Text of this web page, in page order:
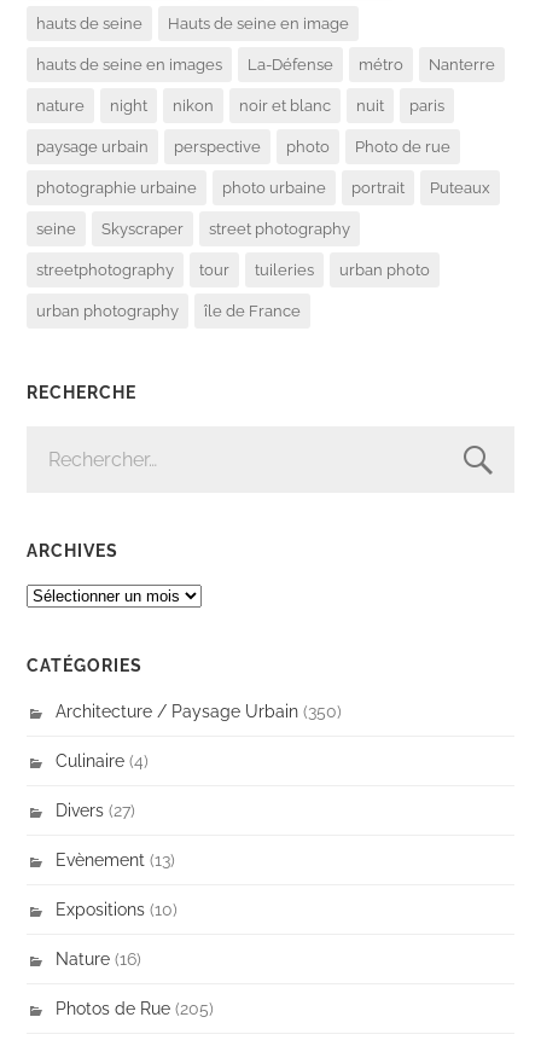
hauts de seine Hauts de seine en image
hauts de seine en images La-Défense métro Nanterre
nature night nikon noir et blanc nuit paris
paysage urbain perspective photo Photo de rue
photographie urbaine photo urbaine portrait Puteaux
seine Skyscraper street photography
streetphotography tour tuileries urban photo
urban photography île de France
RECHERCHE
ARCHIVES
ARCHIVES
CATÉGORIES
Architecture / Paysage Urbain (350)
Culinaire (4)
Divers (27)
Evènement (13)
Expositions (10)
Nature (16)
Photos de Rue (205)